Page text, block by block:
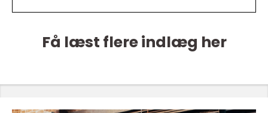
Få læst flere indlæg her